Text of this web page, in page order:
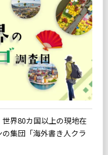
界80カ国以上の現地在
集団「海外書き人クラ